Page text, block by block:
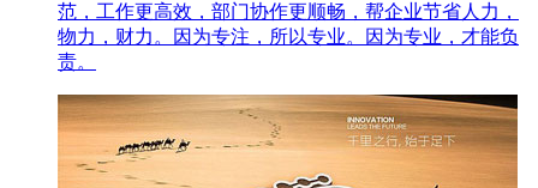
范，工作更高效，部门协作更顺畅，帮企业节省人力，
物力，财力。因为专注，所以专业。因为专业，才能负
责。